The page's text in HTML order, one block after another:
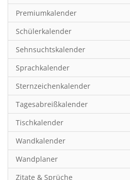
Inspiration & Entspannung
Inspiration & Spiritualität
Kinderkalender
Kunst
Länder & Städte
Landschaft & Natur
Lifestyle
Literatur
Manga & Animé
Neutrale Kalender
Premiumkalender
Schülerkalender
Sehnsuchtskalender
Sprachkalender
Sternzeichenkalender
Tagesabreißkalender
Tischkalender
Wandkalender
Wandplaner
Zitate & Sprüche